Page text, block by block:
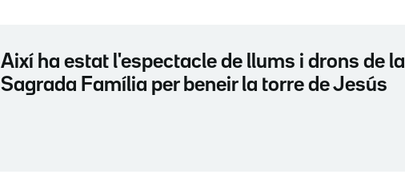
Així ha estat l'espectacle de llums i drons de la
Sagrada Família per beneir la torre de Jesús